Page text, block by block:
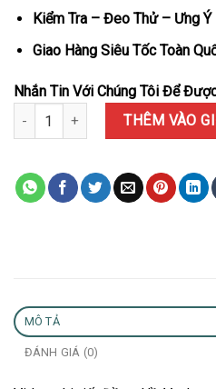
Kiểm Tra – Đeo Thử – Ưng Ý
Giao Hàng Siêu Tốc Toàn
Nhắn Tin Với Chúng Tôi Để
Đồng Hồ Vacheron Constantin
THÊM VÀO
MÔ TẢ
ĐÁNH GIÁ (0)